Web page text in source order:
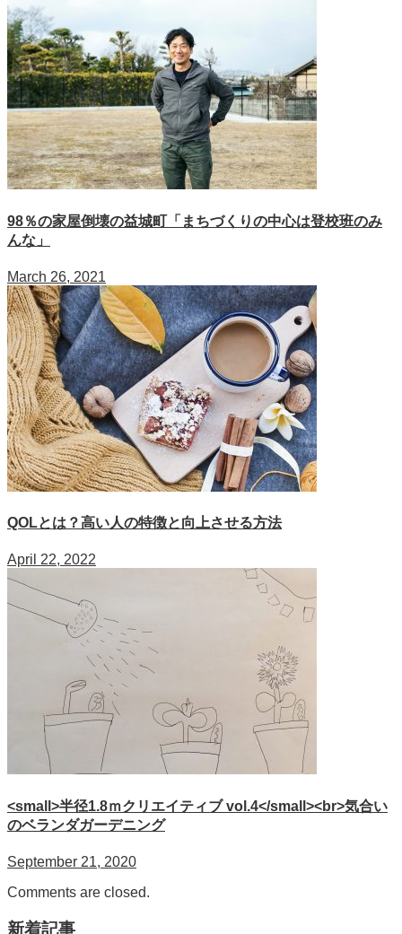
98％の家屋倒壊の益城町「まちづくりの中心は登校班のみ
んな」
March 26, 2021
QOLとは？高い人の特徴と向上させる方法
April 22, 2022
<small>半径1.8ｍクリエイティブ vol.4</small><br>気合い
のベランダガーデニング
September 21, 2020
Comments are closed.
新着記事